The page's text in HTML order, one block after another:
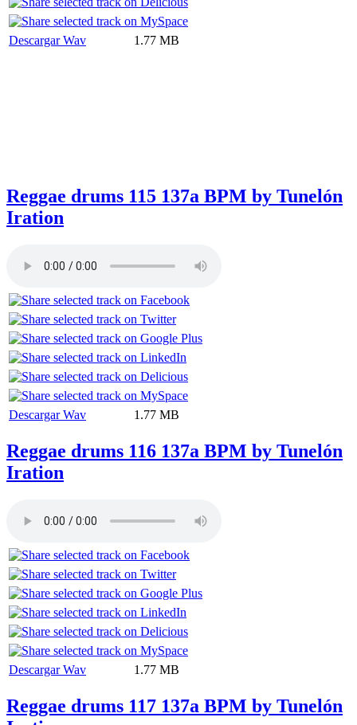
Descargar Wav 1.77 MB
Reggae drums 115 137a BPM by Tunelón
Iration
Descargar Wav 1.77 MB
Reggae drums 116 137a BPM by Tunelón
Iration
Descargar Wav 1.77 MB
Reggae drums 117 137a BPM by Tunelón